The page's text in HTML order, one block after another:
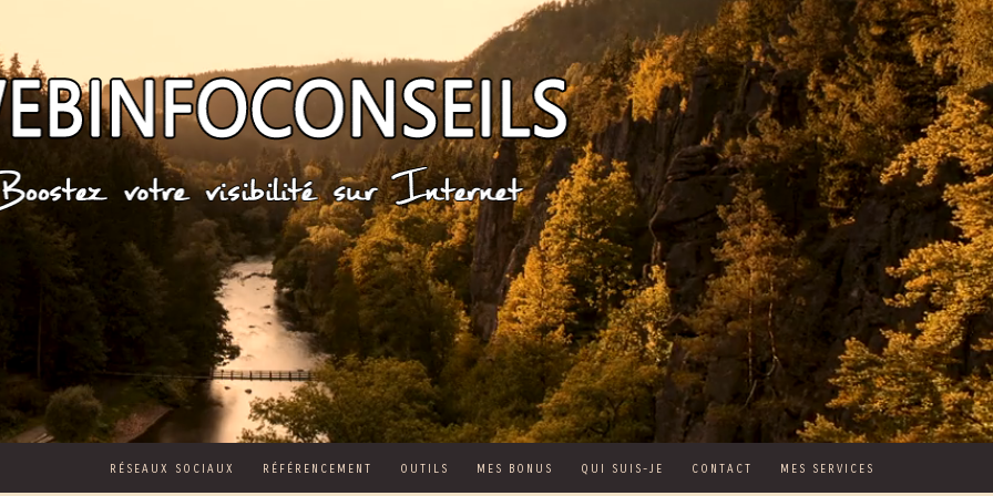
RÉSEAUX SOCIAUX RÉFÉRENCEMENT OUTILS MES BONUS QUI SUIS-JE CONTACT MES SERVICES